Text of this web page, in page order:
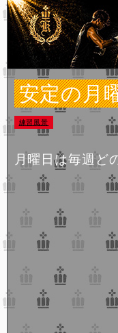
安定の月
練習風景
月曜日は毎週